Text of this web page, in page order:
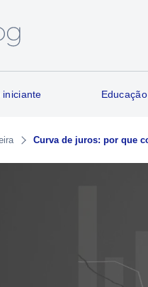
iniciante
Curva de juros: por que